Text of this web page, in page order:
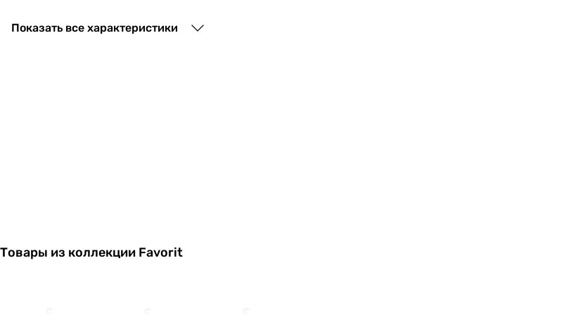
17 707
9 220грн
Показать все характеристики
Товары из коллекции Favorit